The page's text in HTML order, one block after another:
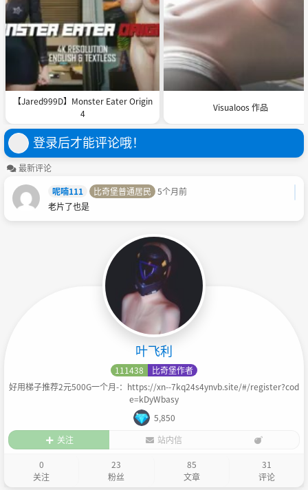
【Jared999D】Monster Eater Origin
4
Visualoos 作品
登录后才能评论哦！
最新评论
呢喃111
比奇堡普通居民 5个月前
老片了也是
叶飞利
111438
比奇堡作者
好用梯子推荐2元500G一个月-：https://xn--7kq24s4ynvb.site/#/register?cod
e=kDyWbasy
5,850
关注
站内信
0
关注
23
粉丝
85
文章
31
评论